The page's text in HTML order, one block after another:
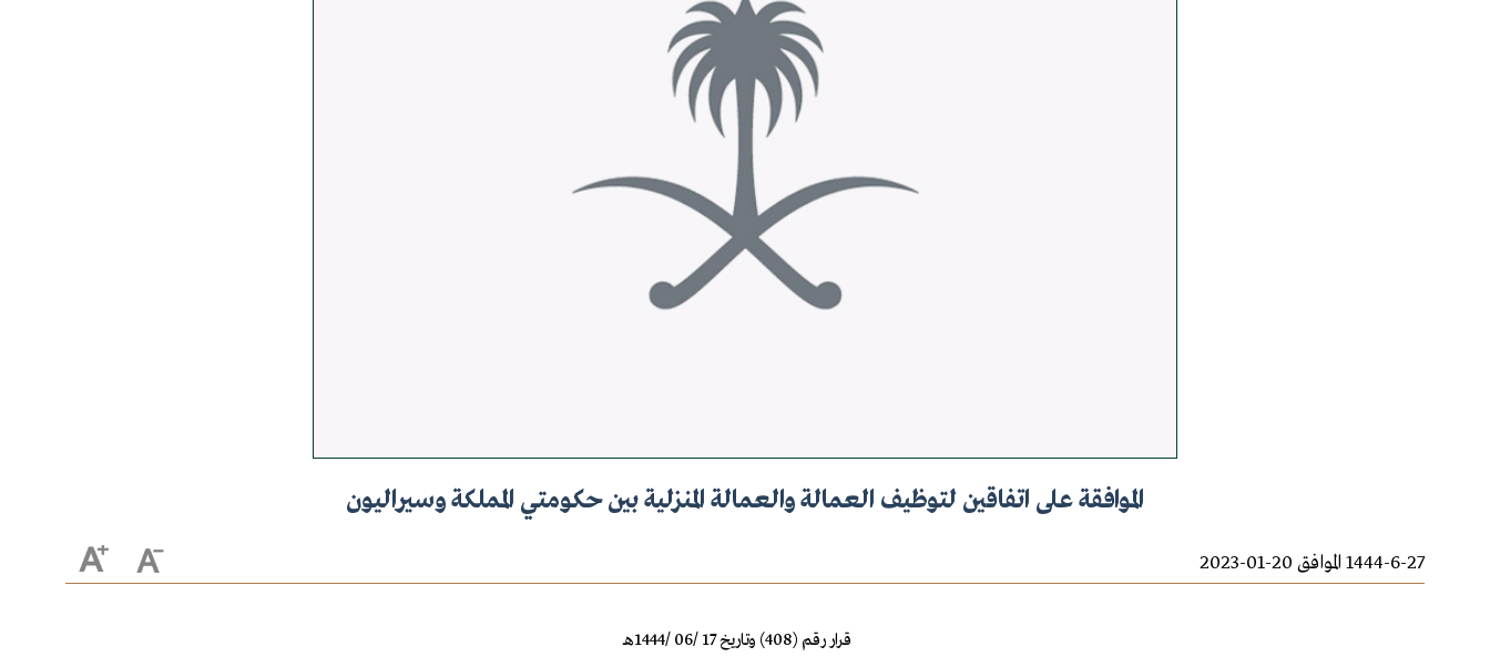
الموافقة على اتفاقين لتوظيف العمالة والعمالة المنزلية بين حكومتي المملكة وسيراليون
1444-6-27 الموافق 20-01-2023
قرار رقم (408) وتاريخ 17 /06 /1444هـ